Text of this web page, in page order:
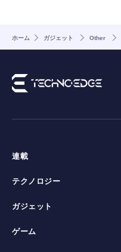
ホーム ガジェット Other
連載
テクノロジー
ガジェット
ゲーム